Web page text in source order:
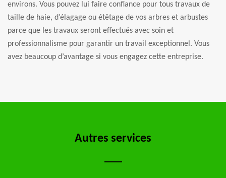
environs. Vous pouvez lui faire confiance pour tous travaux de
taille de haie, d’élagage ou étêtage de vos arbres et arbustes
parce que les travaux seront effectués avec soin et
professionnalisme pour garantir un travail exceptionnel. Vous
avez beaucoup d’avantage si vous engagez cette entreprise.
Autres services